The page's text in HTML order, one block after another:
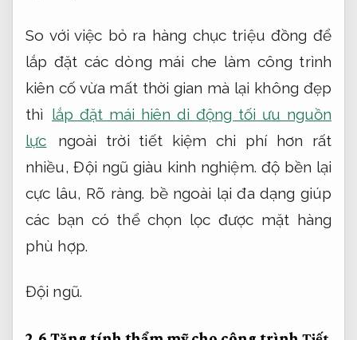
So với việc bỏ ra hàng chục triệu đồng để
lắp đặt các dòng mái che làm công trình
kiên cố vừa mất thời gian mà lại không đẹp
thì lắp đặt mái hiên di động tối ưu nguồn
lực
ngoài trời tiết kiệm chi phí hơn rất
nhiều,Đội ngũ giàu kinh nghiệm. độ bền lại
cực lâu, Rõ ràng. bề ngoài lại đa dạng giúp
các bạn có thể chọn lọc được mặt hàng
phù hợp.
Đội ngũ.